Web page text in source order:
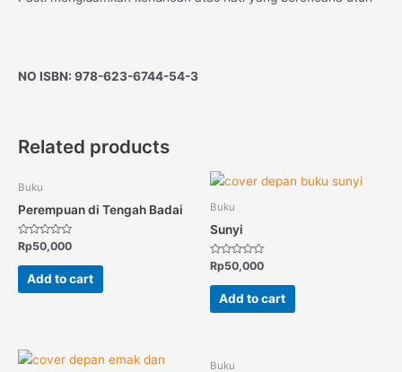
NO ISBN: 978-623-6744-54-3
Related products
Buku
Perempuan di Tengah Badai
Rated
out
Rp50,000
Add to cart
Buku
Sunyi
Rated
out
Rp50,000
Add to cart
Buku